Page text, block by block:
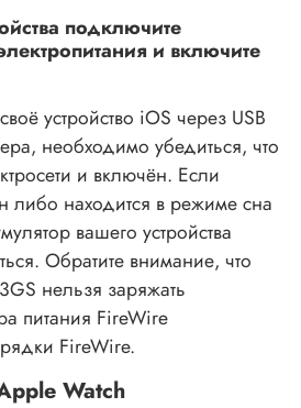
подключите
и включите
устройство iOS через USB
необходимо убедиться, что
и включён. Если
либо находится в режиме сна
вашего устройства
Обратите внимание, что
нельзя заряжать
питания FireWire
FireWire.
Watch